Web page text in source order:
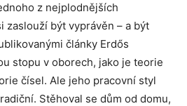
z nejplodnějších
zaslouží být vyprávěn – a být
články Erdős
stopu v oborech, jako je teorie
čísel. Ale jeho pracovní styl
Stěhoval se dům od domu,